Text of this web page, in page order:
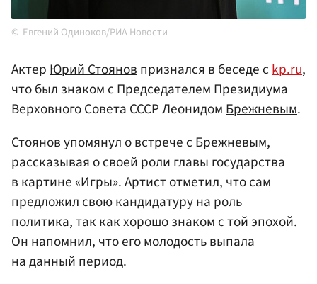
Евгений Одиноков/РИА Новости
АктерЮрий Стояновпризнался в беседе сkp.ru,
что был знаком с Председателем Президиума
Верховного Совета СССР ЛеонидомБрежневым.
Стоянов упомянул о встрече с Брежневым,
рассказывая о своей роли главы государства
в картине «Игры». Артист отметил, что сам
предложил свою кандидатуру на роль
политика, так как хорошо знаком с той эпохой.
Он напомнил, что его молодость выпала
на данный период.